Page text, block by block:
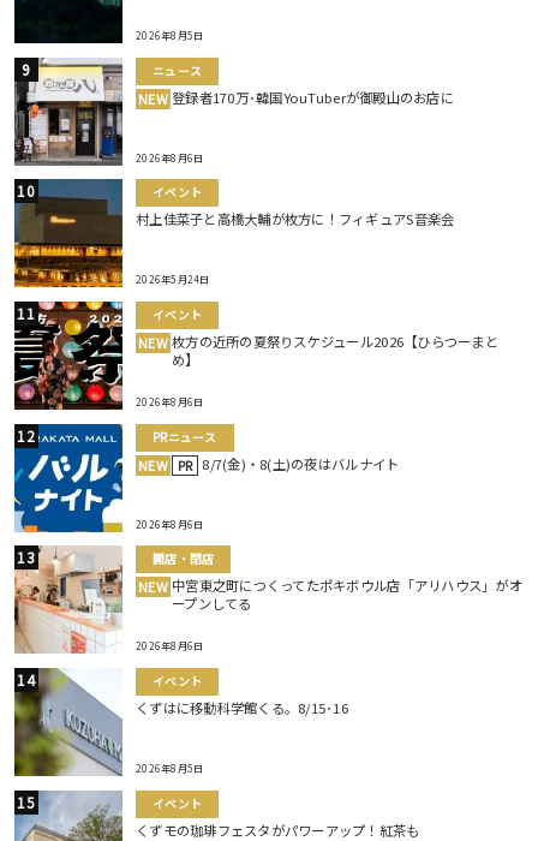
2026年8月5日
ニュース
NEW 登録者170万･韓国YouTuberが御殿山のお店に
2026年8月6日
イベント
村上佳菜子と高橋大輔が枚方に！フィギュアS音楽会
2026年5月24日
イベント
NEW 枚方の近所の夏祭りスケジュール2026【ひらつーまと
め】
2026年8月6日
PRニュース
NEW PR 8/7(金)・8(土)の夜はバルナイト
2026年8月6日
開店・閉店
NEW 中宮東之町につくってたポキボウル店「アリハウス」がオ
ープンしてる
2026年8月6日
イベント
くずはに移動科学館くる。8/15･16
2026年8月5日
イベント
くずモの珈琲フェスタがパワーアップ！紅茶も